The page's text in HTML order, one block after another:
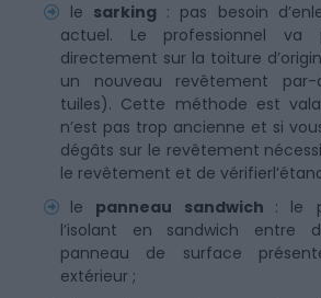
le sarking : pas besoin
actuel. Le professionnel va
directement sur la toiture
un nouveau revêtement par-
tuiles). Cette méthode est
n’est pas trop ancienne et si
dégâts sur le revêtement
le revêtement et de
le panneau sandwich : le
l’isolant en sandwich entre
panneau de surface
extérieur ;